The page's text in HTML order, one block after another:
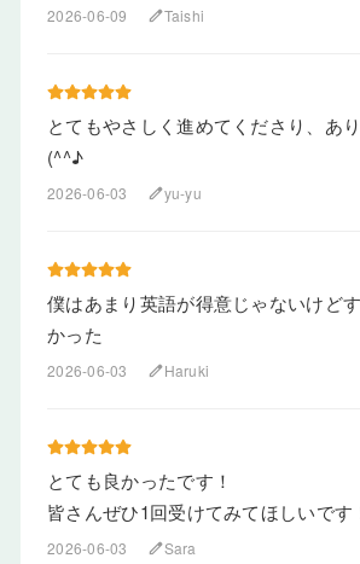
2026-06-09 editTaishi
とてもやさしく進めてくださり、あ
(^^♪
2026-06-03 edityu-yu
僕はあまり英語が得意じゃないけど
かった
2026-06-03 editHaruki
とても良かったです！
皆さんぜひ1回受けてみてほしいです
2026-06-03 editSara